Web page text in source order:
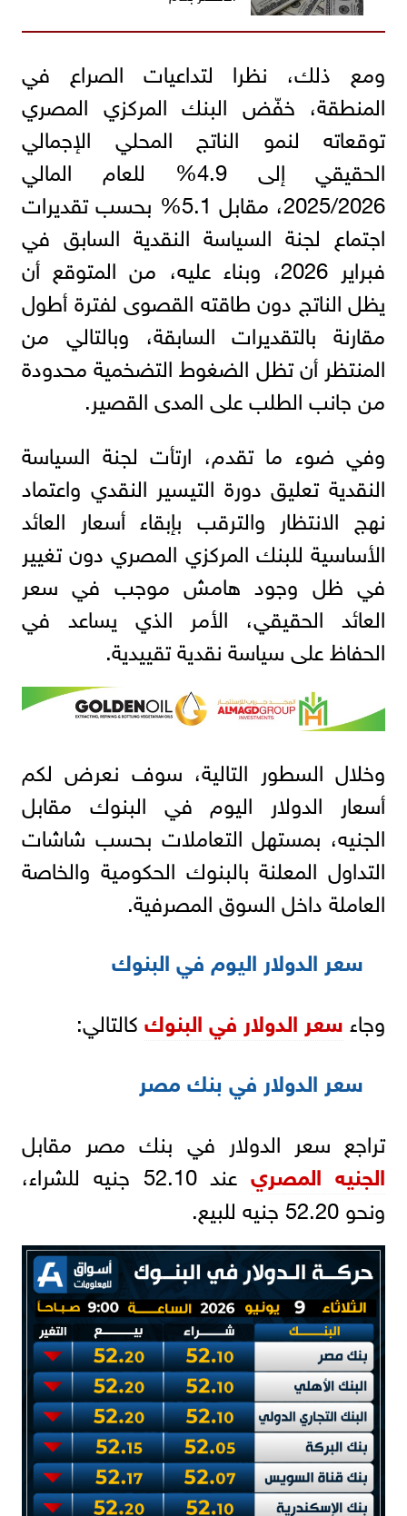
ومع ذلك، نظرا لتداعيات الصراع في
المنطقة، خفّض البنك المركزي المصري
توقعاته لنمو الناتج المحلي الإجمالي
الحقيقي إلى 4.9% للعام المالي
2025/2026، مقابل 5.1% بحسب تقديرات
اجتماع لجنة السياسة النقدية السابق في
فبراير 2026، وبناء عليه، من المتوقع أن
يظل الناتج دون طاقته القصوى لفترة أطول
مقارنة بالتقديرات السابقة، وبالتالي من
المنتظر أن تظل الضغوط التضخمية محدودة
من جانب الطلب على المدى القصير.
وفي ضوء ما تقدم، ارتأت لجنة السياسة
النقدية تعليق دورة التيسير النقدي واعتماد
نهج الانتظار والترقب بإبقاء أسعار العائد
الأساسية للبنك المركزي المصري دون تغيير
في ظل وجود هامش موجب في سعر
العائد الحقيقي، الأمر الذي يساعد في
الحفاظ على سياسة نقدية تقييدية.
وخلال السطور التالية، سوف نعرض لكم
أسعار الدولار اليوم في البنوك مقابل
الجنيه، بمستهل التعاملات بحسب شاشات
التداول المعلنة بالبنوك الحكومية والخاصة
العاملة داخل السوق المصرفية.
سعر الدولار اليوم في البنوك
وجاءسعر الدولار في البنوككالتالي:
سعر الدولار في بنك مصر
تراجع سعر الدولار في بنك مصر مقابل
الجنيه المصري
عند 52.10 جنيه للشراء،
ونحو 52.20 جنيه للبيع.